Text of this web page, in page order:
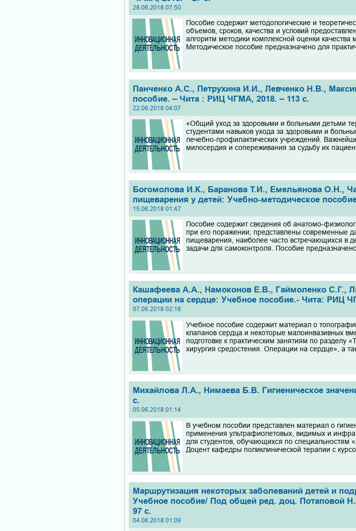
28.06.2018 07:50
Пособие содержит методологические и
объемов, сроков, качества и условий
алгоритм методики комплексной оценки
Методическое пособие предназначено для
Панченко А.С., Петрухина И.И., Левченко Н.В.,
пособие. – Чита : РИЦ ЧГМА, 2018. – 113 с.
22.06.2018 04:07
«Общий уход за здоровыми и больными детьми
студентами навыков ухода за здоровыми и
лечебно-профилактических учреждений.
милосердия и сопереживания за судьбу их
Богомолова И.К., Баранова Т.И., Емельянова О.Н.,
пищеварения у детей: Учебно-методическое
15.06.2018 01:47
Пособие содержит сведения об анатомо-
при его поражении; представлены современные
пищеварения, наиболее часто встречающихся в
задачи для самоконтроля. Пособие
Кашафеева А.А., Намоконов Е.В., Гаймоленко С.Г.,
операции на сердце: Учебное пособие.- Чита: РИЦ
07.06.2018 02:18
Учебное пособие содержит материал о
клапанов сердца и некоторые малоинвазивных
подготовке к практическим занятиям по
хирургия средостения. Операции на сердце», а
Михайлова Л.А., Нимаева Б.В. Гигиеническое
с.
05.06.2018 01:14
В учебном пособии представлен материал о
применения ультрафиолетовых, видимых и
для студентов, обучающихся по специальностям
Доцент кафедры поликлинической терапии с
Маршрутизация некоторых заболеваний детей и
Учебное пособие/ Под общей ред. доц. Потаповой
97 с.
04.06.2018 01:09